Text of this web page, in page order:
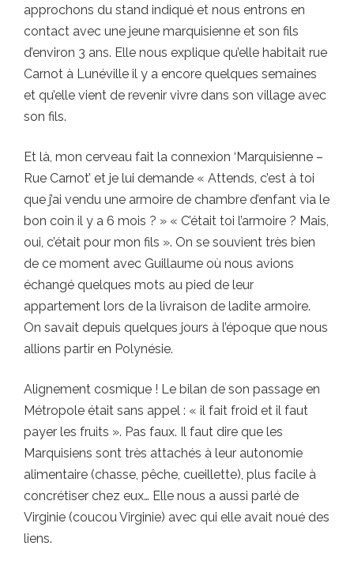
approchons du stand indiqué et nous entrons en
contact avec une jeune marquisienne et son fils
d’environ 3 ans. Elle nous explique qu’elle habitait rue
Carnot à Lunéville il y a encore quelques semaines
et qu’elle vient de revenir vivre dans son village avec
son fils.
Et là, mon cerveau fait la connexion ‘Marquisienne –
Rue Carnot’ et je lui demande « Attends, c’est à toi
que j’ai vendu une armoire de chambre d’enfant via le
bon coin il y a 6 mois ? » « C’était toi l’armoire ? Mais,
oui, c’était pour mon fils ». On se souvient très bien
de ce moment avec Guillaume où nous avions
échangé quelques mots au pied de leur
appartement lors de la livraison de ladite armoire.
On savait depuis quelques jours à l’époque que nous
allions partir en Polynésie.
Alignement cosmique ! Le bilan de son passage en
Métropole était sans appel : « il fait froid et il faut
payer les fruits ». Pas faux. Il faut dire que les
Marquisiens sont très attachés à leur autonomie
alimentaire (chasse, pêche, cueillette), plus facile à
concrétiser chez eux… Elle nous a aussi parlé de
Virginie (coucou Virginie) avec qui elle avait noué des
liens.